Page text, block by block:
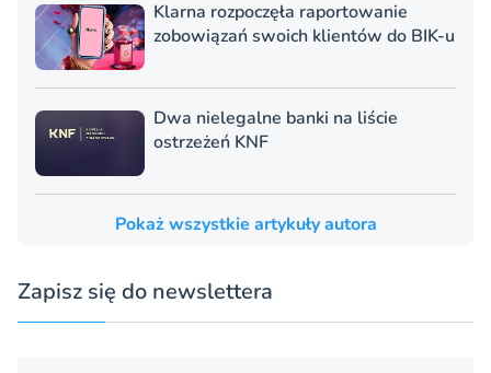
Klarna rozpoczęła raportowanie
zobowiązań swoich klientów do BIK-u
Dwa nielegalne banki na liście
ostrzeżeń KNF
Pokaż wszystkie artykuły autora
Zapisz się do newslettera